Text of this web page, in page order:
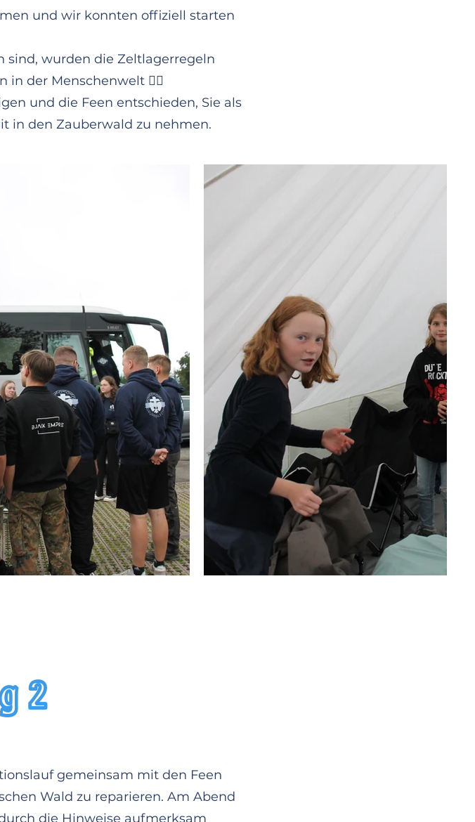
ABFLUG!
werden. Unsere Raketencrew hält sich ran
und wir konnten offiziell starten
sind, wurden die Zeltlagerregeln
in der Menschenwelt 🧚‍♀️
und die Feen entschieden, Sie als
in den Zauberwald zu nehmen.
2
ABFLUG!
Galaxis. Damit die Kinder auf dem Zeltplatz in
gemeinsam mit den Feen
Wald zu reparieren. Am Abend
die Hinweise aufmerksam